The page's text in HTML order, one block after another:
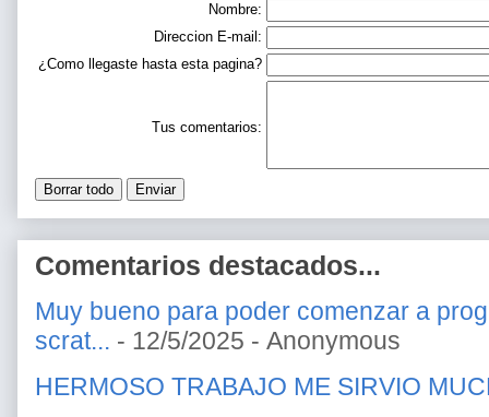
Nombre:
Direccion E-mail:
¿Como llegaste hasta esta pagina?
Tus comentarios:
Comentarios destacados...
Muy bueno para poder comenzar a
scrat... - 12/5/2025 - Anonymous
HERMOSO TRABAJO ME SIRVIO